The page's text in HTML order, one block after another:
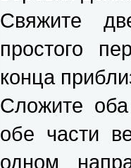
Свяжите
простого
конца
Сложите
обе части
одном